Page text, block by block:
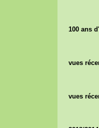
100 ans
vues
vues